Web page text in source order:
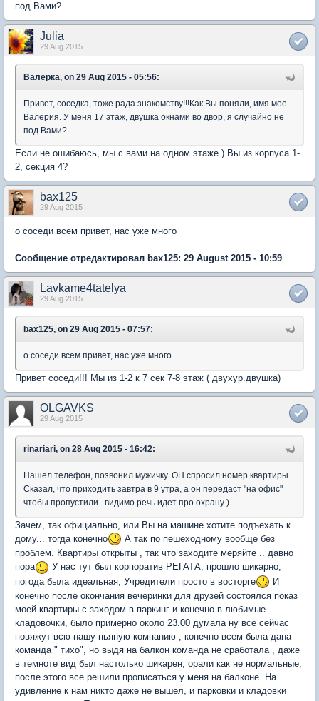
под Вами?
Juliа
29 Aug 2015
Валерка, on 29 Aug 2015 - 05:56:
Привет, соседка, тоже рада знакомству!!!Как Вы поняли, имя мое -
Валерия. У меня 17 этаж, двушка окнами во двор, я случайно не
под Вами?
Если не ошибаюсь, мы с вами на одном этаже ) Вы из корпуса 1-
2, секция 4?
bax125
29 Aug 2015
о соседи всем привет, нас уже много
Сообщение отредактировал bax125: 29 August 2015 - 10:59
Lavkame4tatelya
29 Aug 2015
bax125, on 29 Aug 2015 - 07:57:
о соседи всем привет, нас уже много
Привет соседи!!! Мы из 1-2 к 7 сек 7-8 этаж ( двухур.двушка)
OLGAVKS
29 Aug 2015
rinariari, on 28 Aug 2015 - 16:42:
Нашел телефон, позвонил мужичку. ОН спросил номер квартиры.
Сказал, что приходить завтра в 9 утра, а он передаст "на офис"
чтобы пропустили...видимо речь идет про охрану )
Зачем, так официально, или Вы на машине хотите подъехать к
дому... тогда конечно
А так по пешеходному вообще без
проблем. Квартиры открыты , так что заходите меряйте .. давно
пора
У нас тут был корпоратив РЕГАТА, прошло шикарно,
погода была идеальная, Учредители просто в восторге
И
конечно после окончания вечеринки для друзей состоялся показ
моей квартиры с заходом в паркинг и конечно в любимые
кладовочки, было примерно около 23.00 думала ну все сейчас
повяжут всю нашу пьяную компанию , конечно всем была дана
команда " тихо", но выдя на балкон команда не сработала , даже
в темноте вид был настолько шикарен, орали как не нормальные,
после этого все решили прописаться у меня на балконе. На
удивление к нам никто даже не вышел, и парковки и кладовки